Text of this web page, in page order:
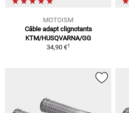
MOTOISM
Câble adapt clignotants
KTM/HUSQVARNA/GG
34,90 €1